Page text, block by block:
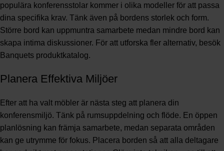
populära konferensstolar kommer i olika modeller för att passa
dina specifika krav. Tänk även på bordens storlek och form.
Större bord kan uppmuntra samarbete medan mindre bord kan
skapa intima diskussioner. För att utforska fler alternativ, besök
Banquets produktkatalog.
Planera Effektiva Miljöer
Efter att ha valt möbler är nästa steg att planera din
konferensmiljö. Tänk på rumsuppdelning och flöde. En öppen
planlösning kan främja samarbete, medan separata områden
kan ge utrymme för fokus. Placera borden så att alla deltagare